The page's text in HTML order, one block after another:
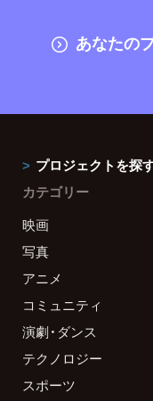
あなたの
プロジェクトを探
カテゴリー
映画
写真
アニメ
コミュニティ
演劇・ダンス
テクノロジー
スポーツ